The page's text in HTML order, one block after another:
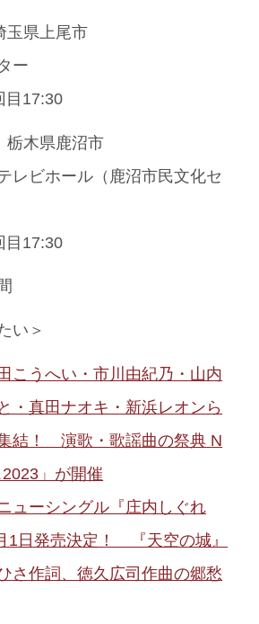
玉県上尾市
ー
目17:30
木県鹿沼市
レビホール（鹿沼市民文化セ
目17:30
い＞
こうへい・市川由紀乃・山内
・真田ナオキ・新浜レオンら
結！ 演歌・歌謡曲の祭典 N
」が開催
ューシングル『庄内しぐれ
1日発売決定！ 『天空の城』
さ作詞、徳久広司作曲の郷愁